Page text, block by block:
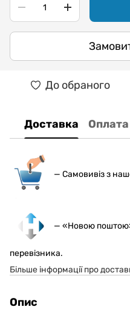
До обраного
Доставка Оплата
— Самовивіз з
— «Новою
перевізника.
Більше інформації про
Опис